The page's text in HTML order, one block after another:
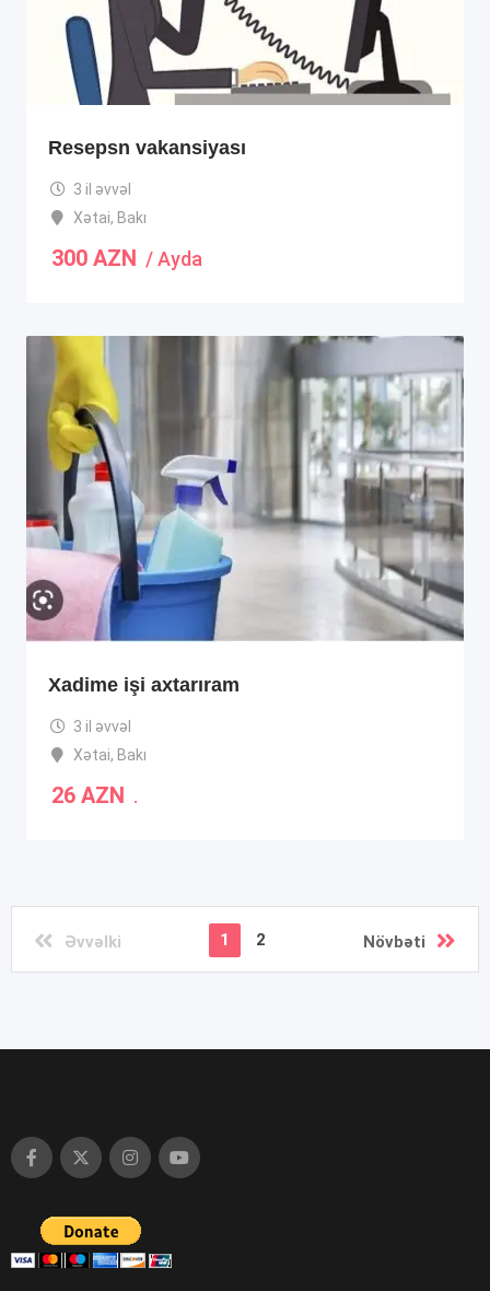
Resepsn vakansiyası
3 il əvvəl
Xətai, Bakı
300 AZN / Ayda
Xadime işi axtarıram
3 il əvvəl
Xətai, Bakı
26 AZN .
Əvvəlki 1 2 Növbəti